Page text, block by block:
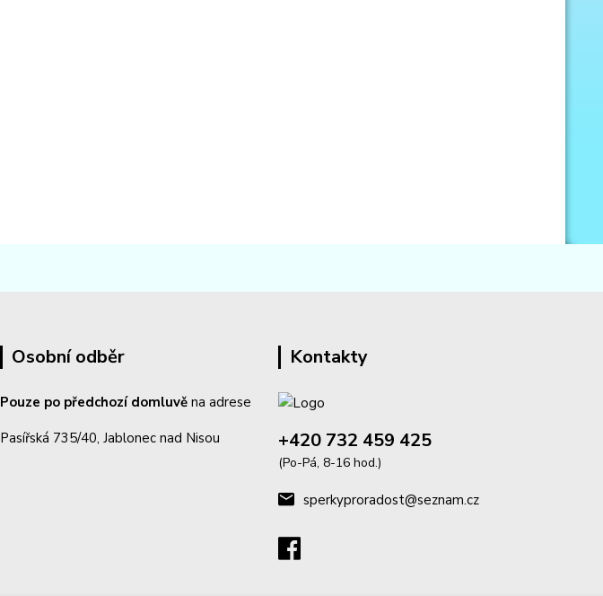
Osobní odběr
Pouze po předchozí domluvě na adrese
Pasířská 735/40, Jablonec nad Nisou
Kontakty
+420 732 459 425
(Po-Pá, 8-16 hod.)
sperkyproradost@seznam.cz